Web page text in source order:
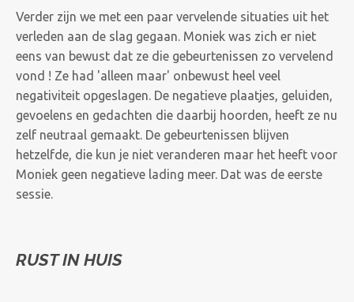
Verder zijn we met een paar vervelende situaties uit het
verleden aan de slag gegaan. Moniek was zich er niet
eens van bewust dat ze die gebeurtenissen zo vervelend
vond ! Ze had 'alleen maar' onbewust heel veel
negativiteit opgeslagen. De negatieve plaatjes, geluiden,
gevoelens en gedachten die daarbij hoorden, heeft ze nu
zelf neutraal gemaakt. De gebeurtenissen blijven
hetzelfde, die kun je niet veranderen maar het heeft voor
Moniek geen negatieve lading meer. Dat was de eerste
sessie.
RUST IN HUIS